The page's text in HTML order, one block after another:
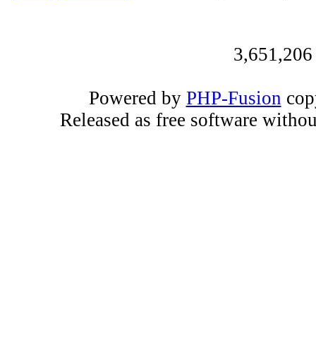
Powered by PHP-Fusion
Released as free software